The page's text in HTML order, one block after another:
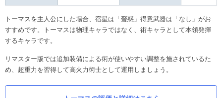
トーマスを主人公にした場合、宿星は「螢惑」得意武器は「なし」がお
すすめです。トーマスは物理キャラではなく、術キャラとして本領発揮
するキャラです。
リマスター版では追加装備による術が使いやすい調整を施されているた
め、超重力を習得して高火力術士として運用しましょう。